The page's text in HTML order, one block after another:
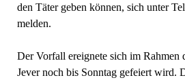
den Täter geben können, sich unter
melden.
Der Vorfall ereignete sich im Rahmen
Jever noch bis Sonntag gefeiert wird.